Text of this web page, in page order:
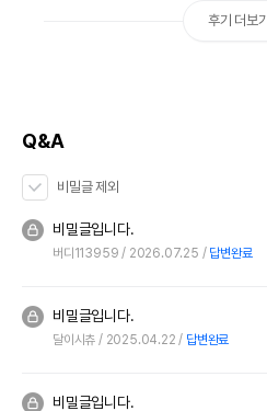
후기 더보기
Q&A
비밀글 제외
비밀글입니다.
버디113959 2026.07.25 답변완료
비밀글입니다.
달이시츄 2025.04.22 답변완료
비밀글입니다.